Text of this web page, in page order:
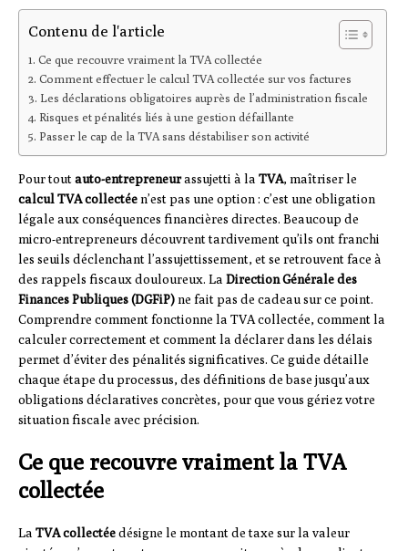
Contenu de l'article
Ce que recouvre vraiment la TVA collectée
Comment effectuer le calcul TVA collectée sur vos factures
Les déclarations obligatoires auprès de l’administration fiscale
Risques et pénalités liés à une gestion défaillante
Passer le cap de la TVA sans déstabiliser son activité
Pour toutauto-entrepreneurassujetti à la TVA, maîtriser le
calcul TVA collectéen’est pas une option : c’est une obligation
légale aux conséquences financières directes. Beaucoup de
micro-entrepreneurs découvrent tardivement qu’ils ont franchi
les seuils déclenchant l’assujettissement, et se retrouvent face à
des rappels fiscaux douloureux. La Direction Générale des
Finances Publiques (DGFiP)ne fait pas de cadeau sur ce point.
Comprendre comment fonctionne la TVA collectée, comment la
calculer correctement et comment la déclarer dans les délais
permet d’éviter des pénalités significatives. Ce guide détaille
chaque étape du processus, des définitions de base jusqu’aux
obligations déclaratives concrètes, pour que vous gériez votre
situation fiscale avec précision.
Ce que recouvre vraiment la TVA
collectée
La TVA collectéedésigne le montant de taxe sur la valeur